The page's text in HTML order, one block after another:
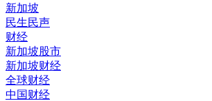
新加坡
民生民声
财经
新加坡股市
新加坡财经
全球财经
中国财经